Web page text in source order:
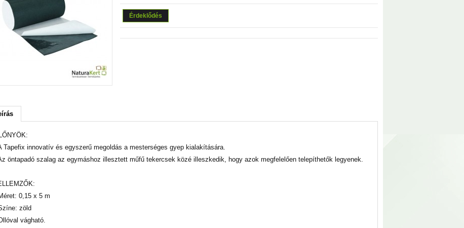
Érdeklődés
Tapefix innovatív és egyszerű megoldás a mesterséges gyep kialakítására.
öntapadó szalag az egymáshoz illesztett műfű tekercsek közé illeszkedik, hogy azok megfelelően telepíthetők legyenek.
0,15 x 5 m
zöld
vágható.